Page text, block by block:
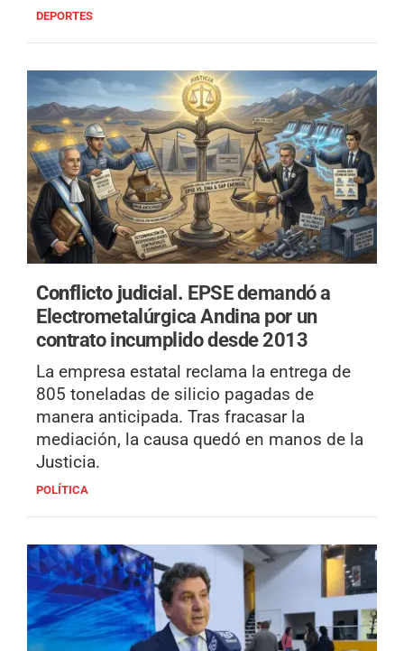
DEPORTES
Conflicto judicial. EPSE demandó a
Electrometalúrgica Andina por un
contrato incumplido desde 2013
La empresa estatal reclama la entrega de
805 toneladas de silicio pagadas de
manera anticipada. Tras fracasar la
mediación, la causa quedó en manos de la
Justicia.
POLÍTICA